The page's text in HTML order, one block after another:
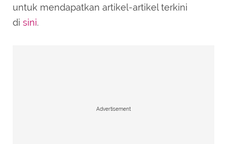
untuk mendapatkan artikel-artikel terkini
di sini.
Advertisement